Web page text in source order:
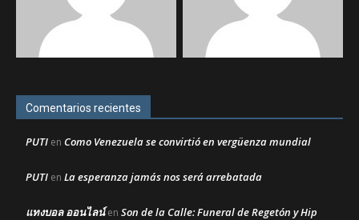
Comentarios recientes
PUTI en Como Venezuela se convirtió en vergüenza mundial
PUTI en La esperanza jamás nos será arrebatada
แทงบอล ออนไลน์en Son de la Calle: Funeral de Regetón y Hip